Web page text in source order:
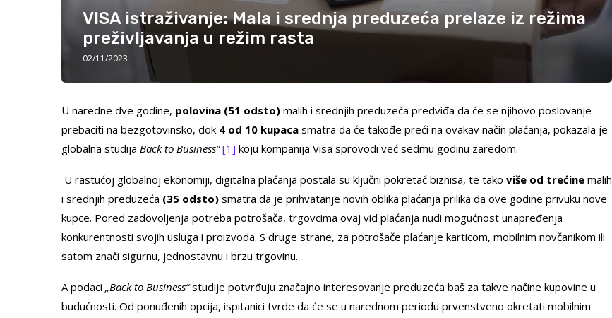
VISA istraživanje: Mala i srednja preduzeća prelaze iz režima
preživljavanja u režim rasta
02/11/2023
U naredne dve godine, polovina (51 odsto) malih i srednjih preduzeća predviđa da će se njihovo poslovanje
prebaciti na bezgotovinsko, dok 4 od 10 kupaca smatra da će takođe preći na ovakav način plaćanja, pokazala je
globalna studija Back to Business”[1] koju kompanija Visa sprovodi već sedmu godinu zaredom.
U rastućoj globalnoj ekonomiji, digitalna plaćanja postala su ključni pokretač biznisa, te tako više od trećine malih
i srednjih preduzeća (35 odsto) smatra da je prihvatanje novih oblika plaćanja prilika da ove godine privuku nove
kupce. Pored zadovoljenja potreba potrošača, trgovcima ovaj vid plaćanja nudi mogućnost unapređenja
konkurentnosti svojih usluga i proizvoda. S druge strane, za potrošače plaćanje karticom, mobilnim novčanikom ili
satom znači sigurnu, jednostavnu i brzu trgovinu.
A podaci „Back to Business“studije potvrđuju značajno interesovanje preduzeća baš za takve načine kupovine u
budućnosti. Od ponuđenih opcija, ispitanici tvrde da će se u narednom periodu prvenstveno okretati mobilnim